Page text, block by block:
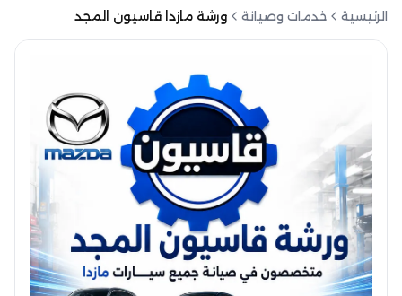
الرئيسية خدمات وصيانة ورشة مازدا قاسيون المجد